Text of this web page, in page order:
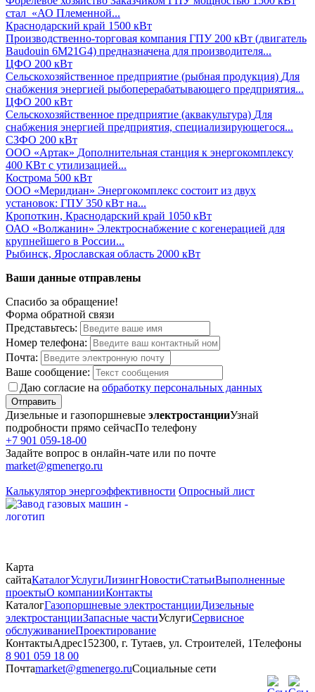
стал «АО Племенной...
Краснодарский край 1500 кВт
Производственно-торговая компания ГПУ 200 кВт (двигатель
Baudouin 6M21G4) предназначена для производителя...
ЦФО 200 кВт
Сельскохозяйственное предприятие (рыбная продукция) Для
снабжения энергией рыбоперерабатывающего предприятия...
ЦФО 200 кВт
Сельскохозяйственное предприятие (аквакультура) Для
снабжения энергией предприятия, специализирующегося...
СЗФО 200 кВт
ООО «Артак» Дополнительная станция к энергокомплексу
400 КВт с утилизацией...
Кострома 500 кВт
ООО «Меридиан» Энергокомплекс состоит из двух
установок: ГПУ 350 кВт на...
Кропоткин, Краснодарский край 1050 кВт
ОАО «Волжанин» Электроснабжение с когенерацией для
крупнейшего в России...
Рыбинск, Ярославская область 2000 кВт
Ваши данные отправлены
Спасибо за обращение!
Форма обратной связи
Представьтесь:
Номер телефона:
Почта:
Ваше сообщение:
Даю согласие на обработку персональных данных
Отправить
Дизельные и газопоршневые электростанцииУзнай
подробности прямо сейчасПо телефону
+7 901 059-18-00
Задайте вопрос в онлайн-чате или по почте
market@gmenergo.ru
Калькулятор энергоэффективности Опросный лист
Карта
сайтаКаталогУслугиЛизингНовостиСтатьиВыполненные
проектыО компанииКонтакты
КаталогГазопоршневые электростанцииДизельные
электростанцииЗапасные частиУслугиСервисное
обслуживаниеПроектирование
КонтактыАдрес152300, г. Тутаев, ул. Строителей, 1Телефоны
8 901 059 18 00
Почтаmarket@gmenergo.ruСоциальные сети